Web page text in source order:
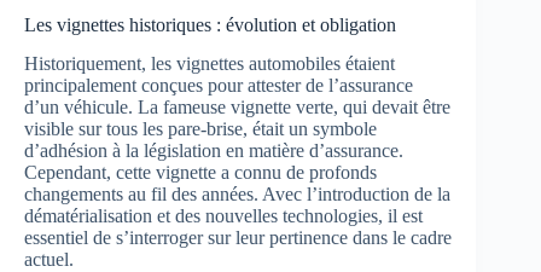
Les vignettes historiques : évolution et obligation
Historiquement, les vignettes automobiles étaient
principalement conçues pour attester de l’assurance
d’un véhicule. La fameuse vignette verte, qui devait être
visible sur tous les pare-brise, était un symbole
d’adhésion à la législation en matière d’assurance.
Cependant, cette vignette a connu de profonds
changements au fil des années. Avec l’introduction de la
dématérialisation et des nouvelles technologies, il est
essentiel de s’interroger sur leur pertinence dans le cadre
actuel.